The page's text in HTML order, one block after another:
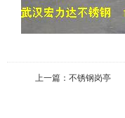
上一篇： 不锈钢岗亭